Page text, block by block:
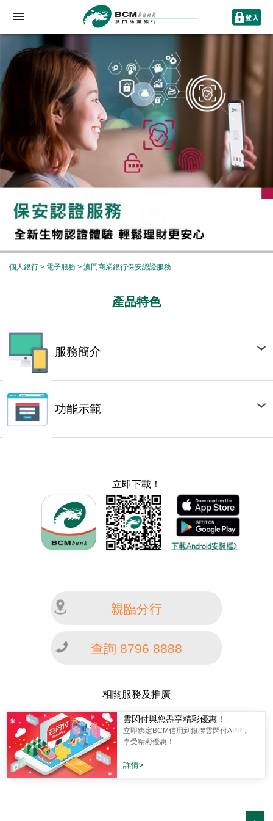
個人銀行 > 電子服務 > 澳門商業銀行保安認證服務
產品特色
服務簡介
功能示範
立即下載！
親臨分行
查詢 8796 8888
相關服務及推廣
雲閃付與您盡享精彩優惠！
立即綁定BCM信用到銀聯雲閃付APP，
享受精彩優惠！
詳情>